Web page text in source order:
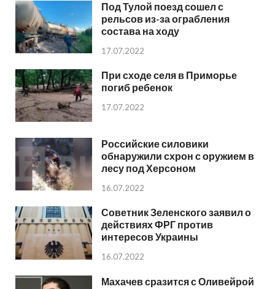
Под Тулой поезд сошел с
рельсов из-за ограбления
состава на ходу
17.07.2022
При сходе селя в Приморье
погиб ребенок
17.07.2022
Российские силовики
обнаружили схрон с оружием в
лесу под Херсоном
16.07.2022
Советник Зеленского заявил о
действиях ФРГ против
интересов Украины
16.07.2022
Махачев сразится с Оливейрой